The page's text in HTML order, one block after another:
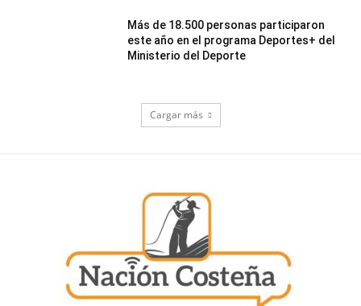
Más de 18.500 personas participaron
este año en el programa Deportes+ del
Ministerio del Deporte
Cargar más